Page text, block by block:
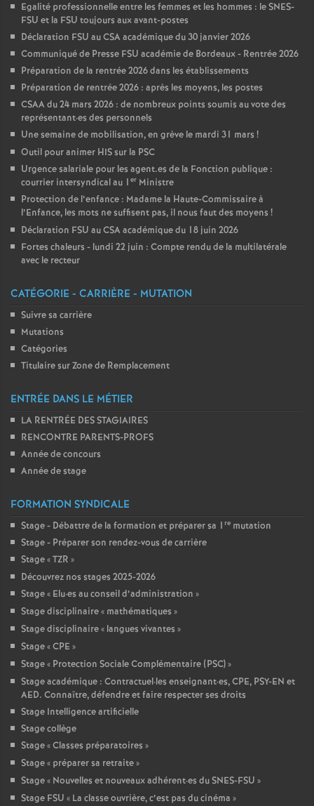
Egalité professionnelle entre les femmes et les hommes : le SNES-
FSU et la FSU toujours aux avant-postes
Déclaration FSU au CSA académique du 30 janvier 2026
Communiqué de Presse FSU académie de Bordeaux - Rentrée 2026
Préparation de la rentrée 2026 dans les établissements
Préparation de rentrée 2026 : après les moyens, les postes
CSAA du 24 mars 2026 : de nombreux points soumis au vote des
représentant·es des personnels
Une semaine de mobilisation, en grève le mardi 31 mars !
Outil pour animer HIS sur la PSC
Urgence salariale pour les agent.es de la Fonction publique :
courrier intersyndical au 1 er Ministre
Protection de l’enfance : Madame la Haute-Commissaire à
l’Enfance, les mots ne suffisent pas, il nous faut des moyens !
Déclaration FSU au CSA académique du 18 juin 2026
Fortes chaleurs - lundi 22 juin : Compte rendu de la multilatérale
avec le recteur
CATÉGORIE - CARRIÈRE - MUTATION
Suivre sa carrière
Mutations
Catégories
Titulaire sur Zone de Remplacement
ENTRÉE DANS LE MÉTIER
LA RENTRÉE DES STAGIAIRES
RENCONTRE PARENTS-PROFS
Année de concours
Année de stage
FORMATION SYNDICALE
Stage - Débattre de la formation et préparer sa 1 re mutation
Stage - Préparer son rendez-vous de carrière
Stage «TZR »
Découvrez nos stages 2025-2026
Stage « Elu·es au conseil d’administration »
Stage disciplinaire « mathématiques »
Stage disciplinaire « langues vivantes »
Stage «CPE »
Stage « Protection Sociale Complémentaire (PSC)»
Stage académique : Contractuel·les enseignant·es, CPE, PSY-EN et
AED. Connaître, défendre et faire respecter ses droits
Stage Intelligence artificielle
Stage collège
Stage «Classes préparatoires »
Stage « préparer sa retraite»
Stage « Nouvelles et nouveaux adhérent·es du SNES-FSU »
Stage FSU « La classe ouvrière, c’est pas du cinéma »